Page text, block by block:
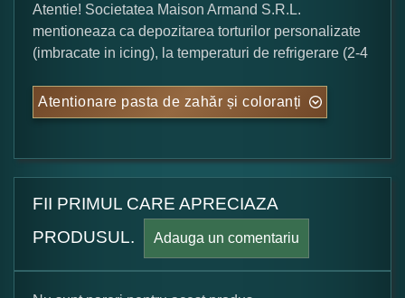
Atentie! Societatea Maison Armand S.R.L.
mentioneaza ca depozitarea torturilor personalizate
(imbracate in icing), la temperaturi de refrigerare (2-4
Atentionare pasta de zahăr și coloranți
FII PRIMUL CARE APRECIAZA
PRODUSUL.
Adauga un comentariu